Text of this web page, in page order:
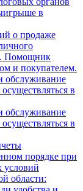
в
о продаже
Помощник
и покупателем.
обслуживание
в
обслуживание
в
порядке при
условий
области: